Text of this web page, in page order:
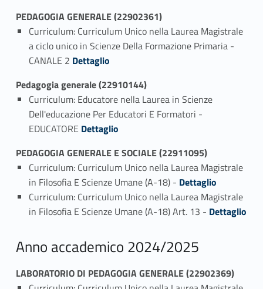
PEDAGOGIA GENERALE (22902361)
Curriculum: Curriculum Unico nella Laurea Magistrale
a ciclo unico in Scienze Della Formazione Primaria -
CANALE 2 Link identifier #identifier_person_57287-1
Dettaglio
Pedagogia generale (22910144)
Curriculum: Educatore nella Laurea in Scienze
Dell'educazione Per Educatori E Formatori -
EDUCATORE Link identifier #identifier_person_41178-1
Dettaglio
PEDAGOGIA GENERALE E SOCIALE (22911095)
Curriculum: Curriculum Unico nella Laurea Magistrale
in Filosofia E Scienze Umane (A-18) - Link identifier #identifier_person_139839-1
Dettaglio
Curriculum: Curriculum Unico nella Laurea Magistrale
in Filosofia E Scienze Umane (A-18) Art. 13 - Link identifier #identifier_person_96875-2
Dettaglio
Anno accademico 2024/2025
LABORATORIO DI PEDAGOGIA GENERALE (22902369)